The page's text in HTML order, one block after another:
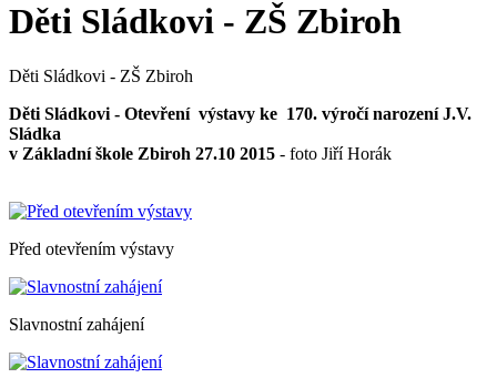
Děti Sládkovi - ZŠ Zbiroh
Děti Sládkovi - ZŠ Zbiroh
Děti Sládkovi - Otevření výstavy ke 170. výročí narození J.V.
Sládka
v Základní škole Zbiroh 27.10 2015 - foto Jiří Horák
Před otevřením výstavy
Slavnostní zahájení